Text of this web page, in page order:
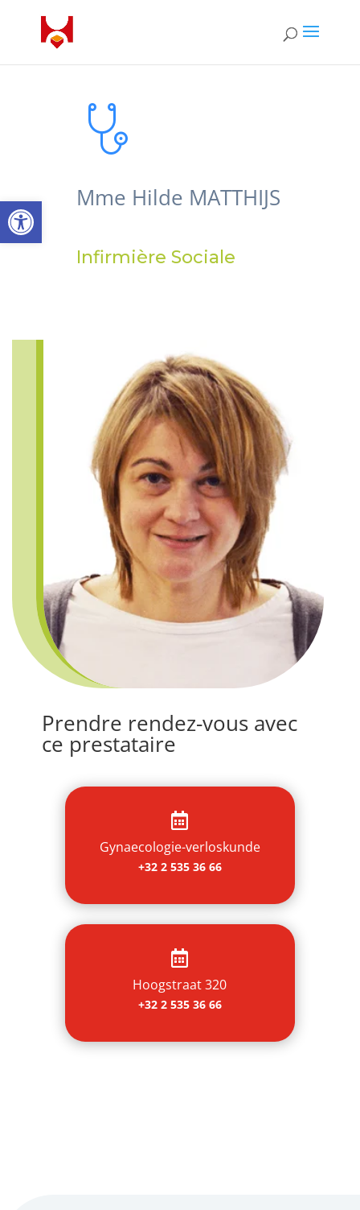
Open toolbarMme Hilde MATTHIJS
Infirmière Sociale
Prendre rendez-vous avec
ce prestataire

Gynaecologie-verloskunde
+32 2 535 36 66

Hoogstraat 320
+32 2 535 36 66